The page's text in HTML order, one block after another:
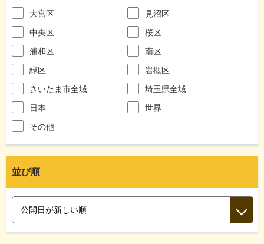
大宮区
見沼区
中央区
桜区
浦和区
南区
緑区
岩槻区
さいたま市全域
埼玉県全域
日本
世界
その他
並び順